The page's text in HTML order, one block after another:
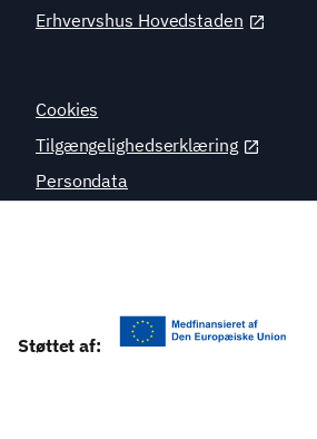
Støttet af:
Erhvervshus Hovedstaden
Cookies
Tilgængelighedserklæring
Persondata
Kontakt